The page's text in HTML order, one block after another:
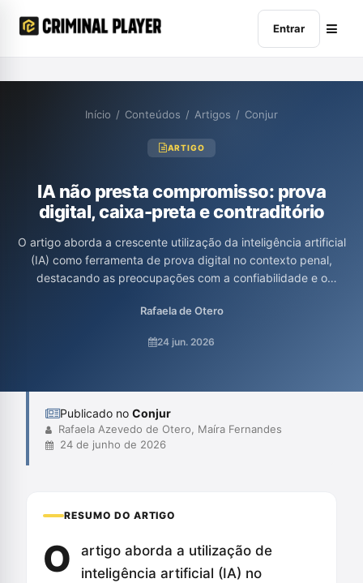
Entrar
Início / Conteúdos / Artigos / Conjur
ARTIGO
IA não presta compromisso: prova
digital, caixa-preta e contraditório
O artigo aborda a crescente utilização da inteligência artificial
(IA) como ferramenta de prova digital no contexto penal,
destacando as preocupações com a confiabilidade e o
gerados por IA foram rejeitados pelos tribunais, evidenciando a
provas. Além disso, discutem a necessidade urgente de
Rafaela de Otero
24 jun. 2026
Publicado no Conjur
Rafaela Azevedo de Otero, Maíra Fernandes
24 de junho de 2026
RESUMO DO ARTIGO
O
artigo aborda a utilização de
inteligência artificial (IA) no